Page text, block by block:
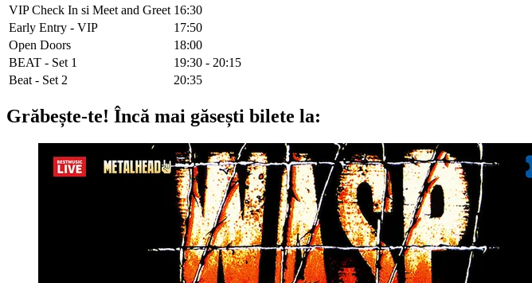
VIP Check In si Meet and Greet 16:30
Early Entry - VIP
17:50
Open Doors
18:00
BEAT - Set 1
19:30 - 20:15
Beat - Set 2
20:35
Grăbește-te! Încă mai găsești bilete la: